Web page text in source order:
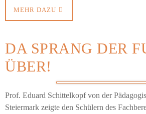
MEHR DAZU
DA SPRANG DER
ÜBER!
Prof. Eduard Schittelkopf von der
Steiermark zeigte den Schülern des